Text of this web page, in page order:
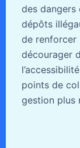
des dangers
dépôts
de renforcer
décourager
points de
gestion plus